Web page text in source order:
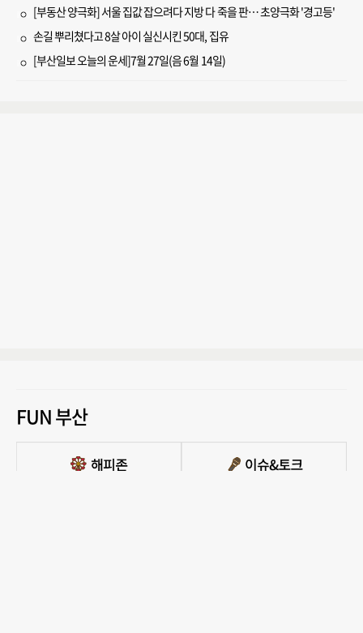
[부동산 양극화] 서울 집값 잡으려다 지방 다 죽을 판… 초양극화 '경고등'
손길 뿌리쳤다고 8살 아이 실신시킨 50대, 집유
[부산일보 오늘의 운세]7월 27일(음 6월 14일)
FUN 부산